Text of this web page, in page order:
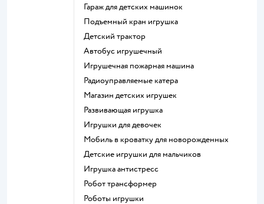
Гараж для детских машинок
Подъемный кран игрушка
Детский трактор
Автобус игрушечный
Игрушечная пожарная машина
Радиоуправляемые катера
Магазин детских игрушек
Развивающая игрушка
Игрушки для девочек
Мобиль в кроватку для новорожденных
Детские игрушки для мальчиков
Игрушка антистресс
Робот трансформер
Роботы игрушки